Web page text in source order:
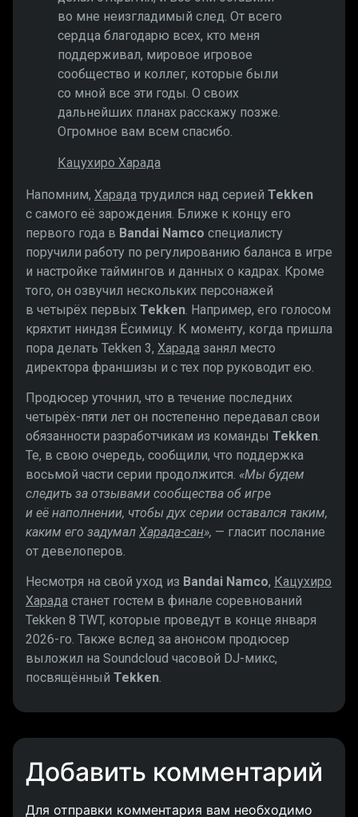
во мне неизгладимый след. От всего
сердца благодарю всех, кто меня
поддерживал, мировое игровое
сообщество и коллег, которые были
со мной все эти годы. О своих
дальнейших планах расскажу позже.
Огромное вам всем спасибо.
Кацухиро Харада
Напомним, Харада трудился над серией Tekken
с самого её зарождения. Ближе к концу его
первого года в Bandai Namco специалисту
поручили работу по регулированию баланса в игре
и настройке таймингов и данных о кадрах. Кроме
того, он озвучил нескольких персонажей
в четырёх первых Tekken . Например, его голосом
кряхтит ниндзя Ёсимицу. К моменту, когда пришла
пора делать Tekken 3, Харада занял место
директора франшизы и с тех пор руководит ею.
Продюсер уточнил, что в течение последних
четырёх-пяти лет он постепенно передавал свои
обязанности разработчикам из команды Tekken.
Те, в свою очередь, сообщили, что поддержка
восьмой части серии продолжится. «Мы будем
следить за отзывами сообщества об игре
и её наполнении, чтобы дух серии оставался таким,
каким его задумал Харада-сан», — гласит послание
от девелоперов.
Несмотря на свой уход из Bandai Namco, Кацухиро
Харада станет гостем в финале соревнований
Tekken 8 TWT, которые проведут в конце января
2026-го. Также вслед за анонсом продюсер
выложил на Soundcloud часовой DJ-микс,
посвящённый Tekken.
Добавить комментарий
Для отправки комментария вам необходимо